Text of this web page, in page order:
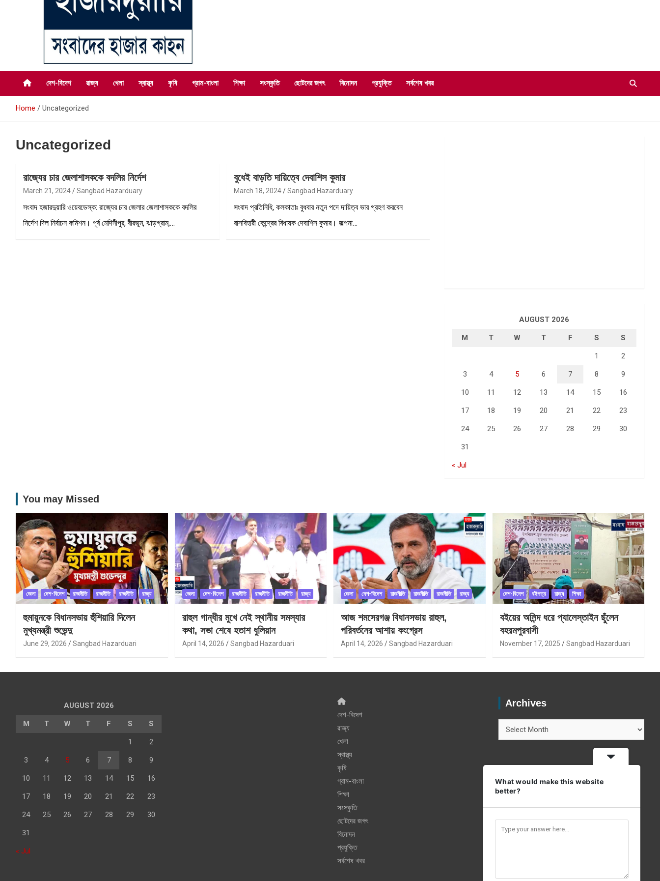
সংবাদ হাজারদুয়ারি
সংবাদের হাজার কাহন
দেশ-বিদেশ
রাজ্য খেলা স্বাস্থ্য কৃষি গ্রাম-বাংলা শিক্ষা সংস্কৃতি ছোটদের জগৎ বিনোদন প্রযুক্তি সর্বশেষ খবর
Home Uncategorized
Uncategorized
রাজ্যের চার জেলাশাসককে বদলির নির্দেশ
March 21, 2024 Sangbad Hazarduary
সংবাদ হজারদুয়ারি ওয়েবডেস্ক: রাজ্যের চার জেলার জেলাশাসককে বদলির
নির্দেশ দিল নির্বাচন কমিশন। পূর্ব মেদিনীপুর, বীরভূম, ঝাড়গ্রাম,…
বুধেই বাড়তি দায়িত্বে দেবাশিস কুমার
March 18, 2024 Sangbad Hazarduary
সংবাদ প্রতিনিধি, কলকাতাঃ বুধবার নতুন পদে দায়িত্ব ভার গ্রহণ করবেন
রাসবিহারী কেন্দ্রের বিধায়ক দেবাশিস কুমার। জল্পনা…
AUGUST 2026
M T W T F S S
1 2
3 4 5 6 7 8 9
10 11 12 13 14 15 16
17 18 19 20 21 22 23
24 25 26 27 28 29 30
31
« Jul
You may Missed
জেলা দেশ-বিদেশ রাজনীতি রাজনীতি রাজনীতি রাজ্য
হুমায়ুনকে বিধানসভায় হুঁশিয়ারি দিলেন
মুখ্যমন্ত্রী শুভেন্দু
June 29, 2026 Sangbad Hazarduari
জেলা দেশ-বিদেশ রাজনীতি রাজনীতি রাজনীতি রাজ্য
রাহুল গান্ধীর মুখে নেই স্থানীয় সমস্যার
কথা, সভা শেষে হতাশ ধুলিয়ান
April 14, 2026 Sangbad Hazarduari
জেলা দেশ-বিদেশ রাজনীতি রাজনীতি রাজনীতি রাজ্য
আজ শমসেরগঞ্জ বিধানসভায় রাহুল,
পরিবর্তনের আশায় কংগ্রেস
April 14, 2026 Sangbad Hazarduari
দেশ-বিদেশ বইপত্র রাজ্য শিক্ষা
বইয়ের অলিন্দ ধরে প্যালেস্তাইন ছুঁলেন
বহরমপুরবাসী
November 17, 2025 Sangbad Hazarduari
AUGUST 2026
M T W T F S S
1 2
3 4 5 6 7 8 9
10 11 12 13 14 15 16
17 18 19 20 21 22 23
24 25 26 27 28 29 30
31
« Jul
দেশ-বিদেশ
রাজ্য
খেলা
স্বাস্থ্য
কৃষি
গ্রাম-বাংলা
শিক্ষা
সংস্কৃতি
ছোটদের জগৎ
বিনোদন
প্রযুক্তি
সর্বশেষ খবর
Archives
What would make this website
better?